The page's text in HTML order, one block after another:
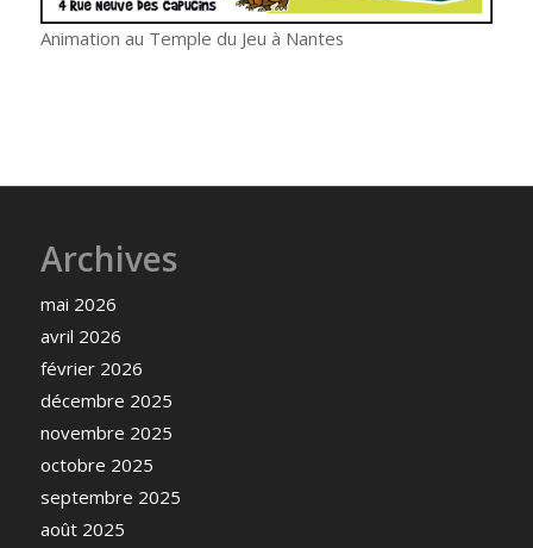
Animation au Temple du Jeu à Nantes
Archives
mai 2026
avril 2026
février 2026
décembre 2025
novembre 2025
octobre 2025
septembre 2025
août 2025